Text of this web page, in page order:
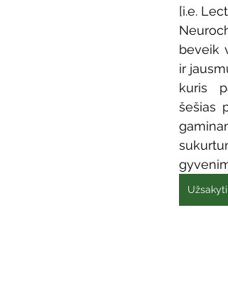
Literatų klubo
[i.e.
beveik
ir
kuris
šešias